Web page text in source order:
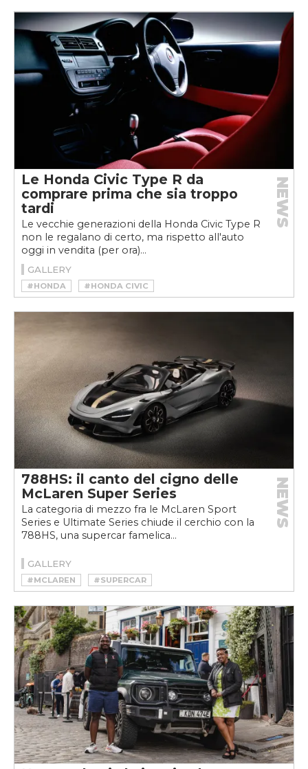
Le Honda Civic Type R da
comprare prima che sia troppo
tardi
Le vecchie generazioni della Honda Civic Type R
non le regalano di certo, ma rispetto all'auto
oggi in vendita (per ora)...
NEWS
GALLERY
#HONDA
#HONDA CIVIC
#HONDA CIVIC TYPE R
788HS: il canto del cigno delle
McLaren Super Series
La categoria di mezzo fra le McLaren Sport
Series e Ultimate Series chiude il cerchio con la
788HS, una supercar famelica...
NEWS
GALLERY
#MCLAREN #SUPERCAR